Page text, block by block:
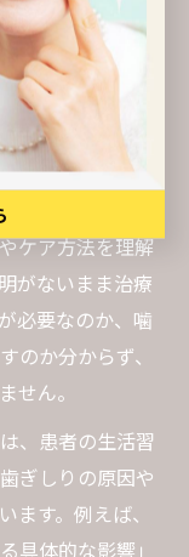
る影響
力の高さは治療
歯ぎしりは自覚
ケア方法を理解
がないまま治療
必要なのか、噛
のか分からず、
せん。
、患者の生活習
ぎしりの原因や
ます。例えば、
具体的な影響」